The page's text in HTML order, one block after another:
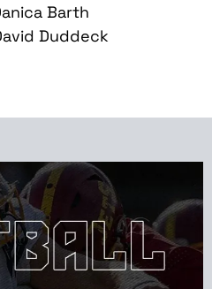
Barth
Duddeck